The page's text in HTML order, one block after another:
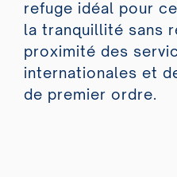
refuge idéal pour
la tranquillité sans
proximité des
internationales et
de premier ordre.